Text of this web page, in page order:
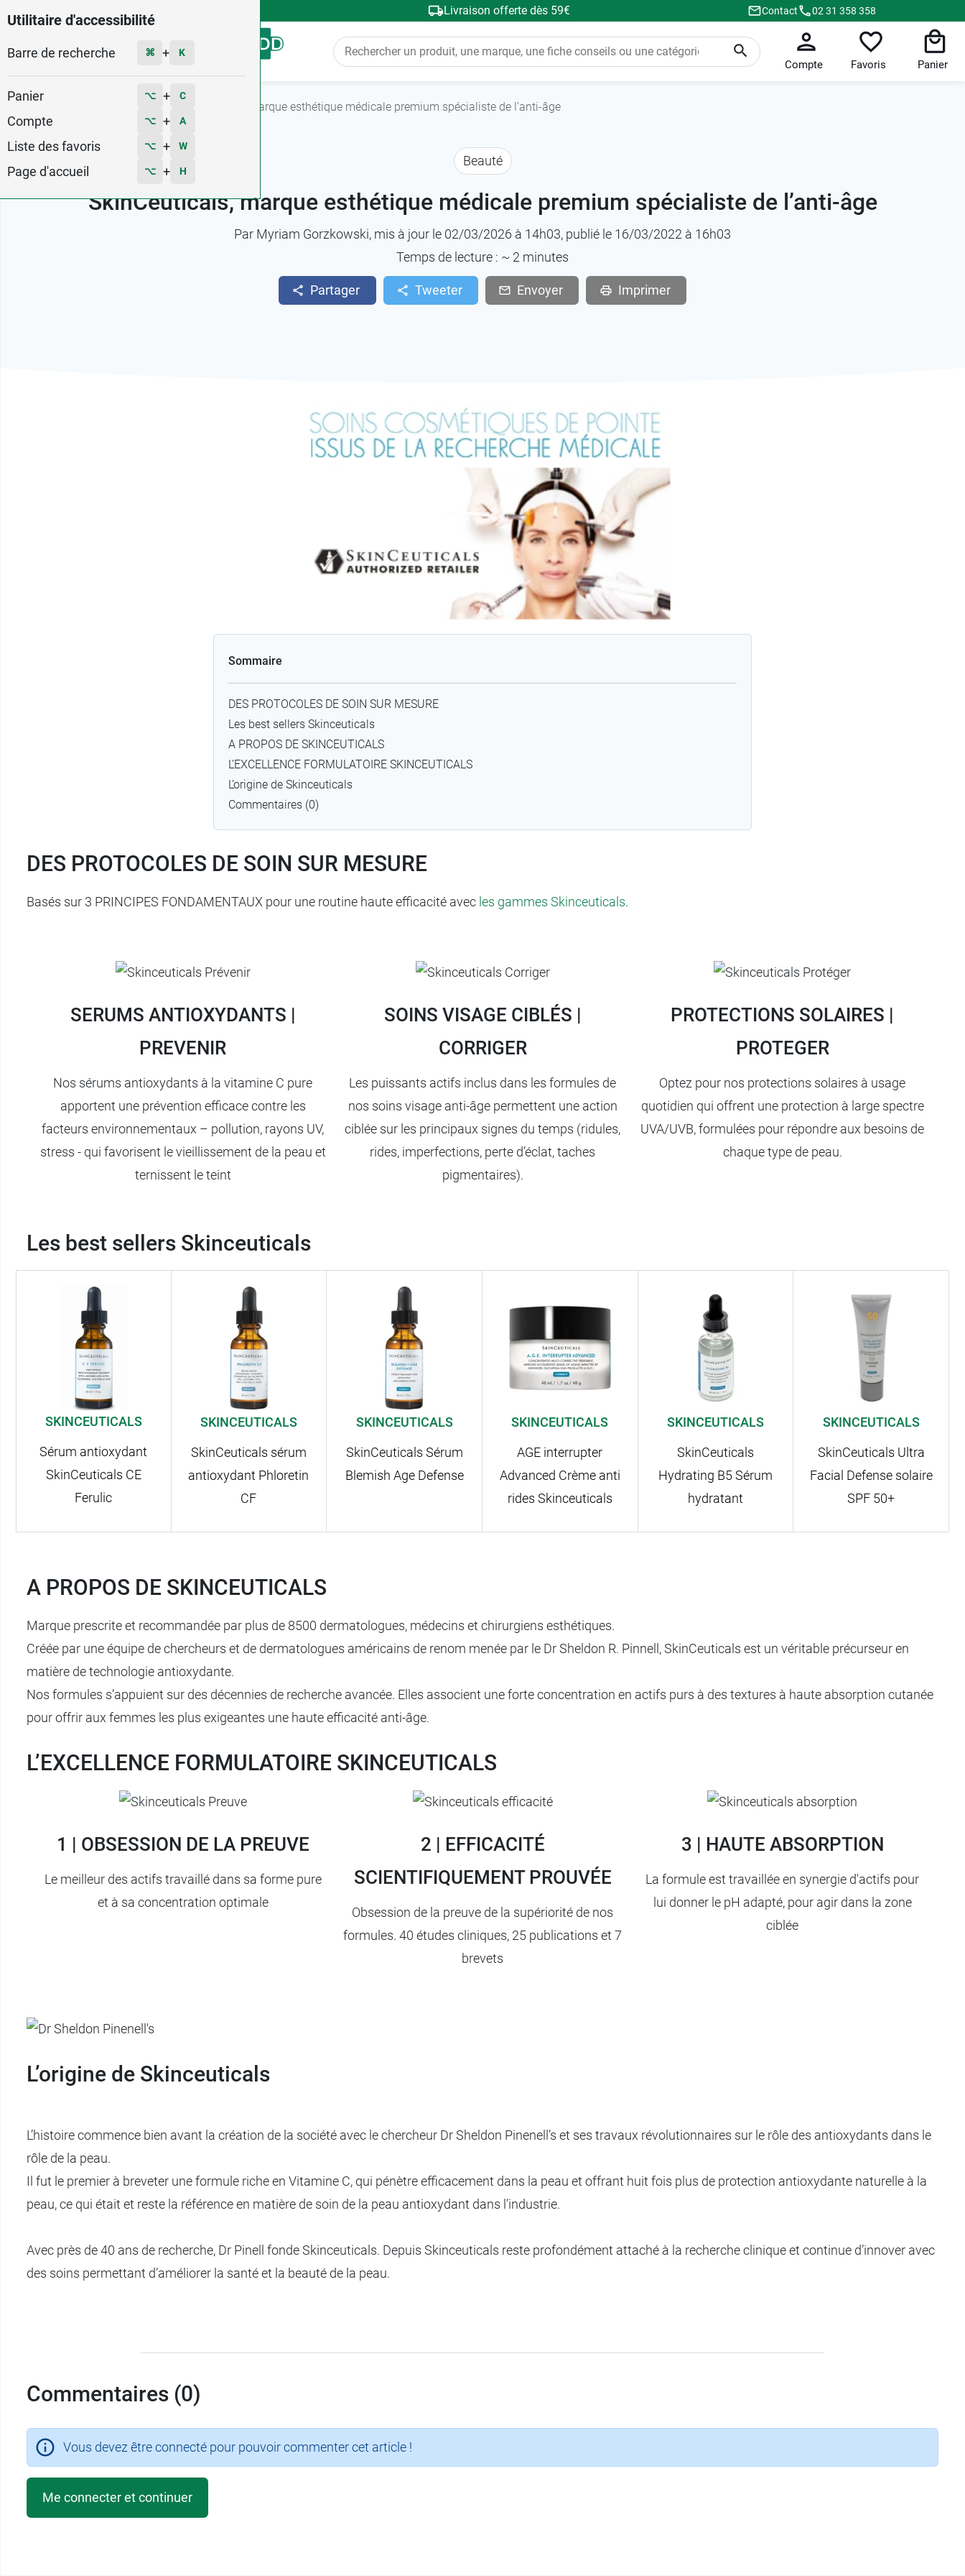
Utilitaire d'accessibilité
Barre de recherche ⌘ + K
Panier ⌥ + C
Compte ⌥ + A
Liste des favoris ⌥ + W
Page d'accueil ⌥ + H
Livraison offerte dès 59€ Contact 02 31 358 358
Menu
Compte Favoris Panier
SkinCeuticals, marque esthétique médicale premium spécialiste de l’anti-âge
Beauté
SkinCeuticals, marque esthétique médicale premium spécialiste de l’anti-âge
Par Myriam Gorzkowski, mis à jour le 02/03/2026 à 14h03, publié le 16/03/2022 à 16h03
Temps de lecture : ~ 2 minutes
Partager Tweeter Envoyer Imprimer
Sommaire
DES PROTOCOLES DE SOIN SUR MESURE
Les best sellers Skinceuticals
A PROPOS DE SKINCEUTICALS
L’EXCELLENCE FORMULATOIRE SKINCEUTICALS
L’origine de Skinceuticals
Commentaires (0)
DES PROTOCOLES DE SOIN SUR MESURE
Basés sur 3 PRINCIPES FONDAMENTAUX pour une routine haute efficacité avec les gammes Skinceuticals.
SERUMS ANTIOXYDANTS |
PREVENIR
Nos sérums antioxydants à la vitamine C pure
apportent une prévention efficace contre les
facteurs environnementaux – pollution, rayons UV,
stress - qui favorisent le vieillissement de la peau et
ternissent le teint
SOINS VISAGE CIBLÉS |
CORRIGER
Les puissants actifs inclus dans les formules de
nos soins visage anti-âge permettent une action
ciblée sur les principaux signes du temps (ridules,
rides, imperfections, perte d’éclat, taches
pigmentaires).
PROTECTIONS SOLAIRES |
PROTEGER
Optez pour nos protections solaires à usage
quotidien qui offrent une protection à large spectre
UVA/UVB, formulées pour répondre aux besoins de
chaque type de peau.
Les best sellers Skinceuticals
SKINCEUTICALS
Sérum antioxydant
SkinCeuticals CE
Ferulic
SKINCEUTICALS
SkinCeuticals sérum
antioxydant Phloretin
CF
SKINCEUTICALS
SkinCeuticals Sérum
Blemish Age Defense
SKINCEUTICALS
AGE interrupter
Advanced Crème anti
rides Skinceuticals
SKINCEUTICALS
SkinCeuticals
Hydrating B5 Sérum
hydratant
SKINCEUTICALS
SkinCeuticals Ultra
Facial Defense solaire
SPF 50+
A PROPOS DE SKINCEUTICALS
Marque prescrite et recommandée par plus de 8500 dermatologues, médecins et chirurgiens esthétiques.
Créée par une équipe de chercheurs et de dermatologues américains de renom menée par le Dr Sheldon R. Pinnell, SkinCeuticals est un véritable précurseur en
matière de technologie antioxydante.
Nos formules s’appuient sur des décennies de recherche avancée. Elles associent une forte concentration en actifs purs à des textures à haute absorption cutanée
pour offrir aux femmes les plus exigeantes une haute efficacité anti-âge.
L’EXCELLENCE FORMULATOIRE SKINCEUTICALS
1 | OBSESSION DE LA PREUVE
Le meilleur des actifs travaillé dans sa forme pure
et à sa concentration optimale
2 | EFFICACITÉ
SCIENTIFIQUEMENT PROUVÉE
Obsession de la preuve de la supériorité de nos
formules. 40 études cliniques, 25 publications et 7
brevets
3 | HAUTE ABSORPTION
La formule est travaillée en synergie d'actifs pour
lui donner le pH adapté, pour agir dans la zone
ciblée
L’origine de Skinceuticals
L’histoire commence bien avant la création de la société avec le chercheur Dr Sheldon Pinenell’s et ses travaux révolutionnaires sur le rôle des antioxydants dans le
rôle de la peau.
Il fut le premier à breveter une formule riche en Vitamine C, qui pénètre efficacement dans la peau et offrant huit fois plus de protection antioxydante naturelle à la
peau, ce qui était et reste la référence en matière de soin de la peau antioxydant dans l’industrie.
Avec près de 40 ans de recherche, Dr Pinell fonde Skinceuticals. Depuis Skinceuticals reste profondément attaché à la recherche clinique et continue d’innover avec
des soins permettant d’améliorer la santé et la beauté de la peau.
Commentaires (0)
Vous devez être connecté pour pouvoir commenter cet article !
Me connecter et continuer